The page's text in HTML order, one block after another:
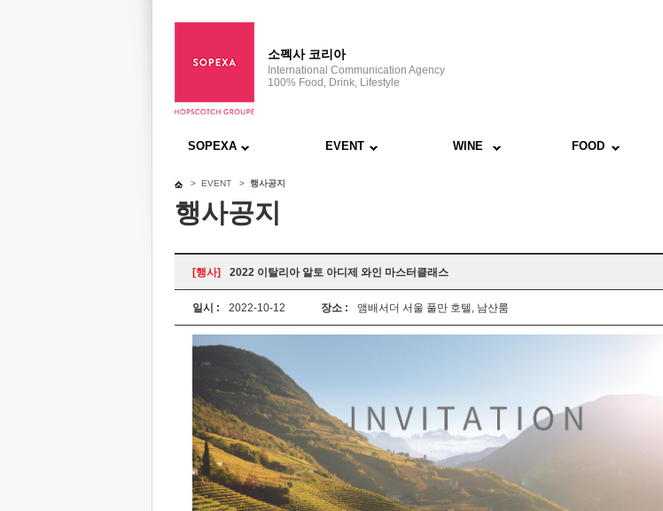
소펙사 코리아
International Communication Agency
100% Food, Drink, Lifestyle
SOPEXA EVENT WINE FOOD
> EVENT > 행사공지
행사공지
[행사] 2022 이탈리아 알토 아디제 와인 마스터클래스
일시 : 2022-10-12 장소 : 앰배서더 서울 풀만 호텔, 남산룸